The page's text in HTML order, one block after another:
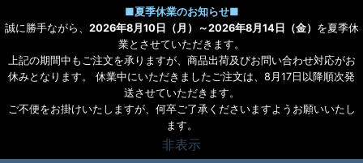
■夏季休業のお知らせ■
誠に勝手ながら、 2026年8月10日（月）～2026年8月14日（金） を夏季休
業とさせていただきます。
上記の期間中もご注文を承りますが、商品出荷及びお問い合わせ対応がお
休みとなります。 休業中にいただきましたご注文は、8月17日以降順次発
送させていただきます。
ご不便をお掛けいたしますが、何卒ご了承くださいますようお願いいたし
ます。
非表示